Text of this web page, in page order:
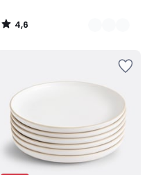
4,6
/